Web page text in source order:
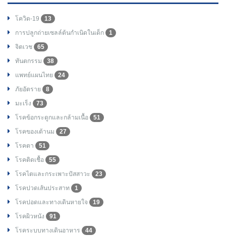
โควิด-19
13
การปลูกถ่ายเซลล์ต้นกำเนิดในเด็ก
1
จิตเวช
65
ทันตกรรม
38
แพทย์แผนไทย
24
ภัยอัตราย
8
มะเร็ง
73
โรคข้อกระดูกและกล้ามเนื้อ
51
โรคของเต้านม
27
โรคตา
51
โรคติดเชื้อ
55
โรคไตและกระเพาะปัสสาวะ
23
โรคปวดเส้นประสาท
1
โรคปอดและทางเดินหายใจ
19
โรคผิวหนัง
91
โรคระบบทางเดินอาหาร
44